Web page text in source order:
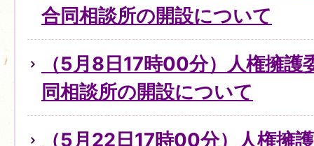
合同相談所の開設について
（5月8日17時00分）人権擁護
同相談所の開設について
（5月22日17時00分）人権擁